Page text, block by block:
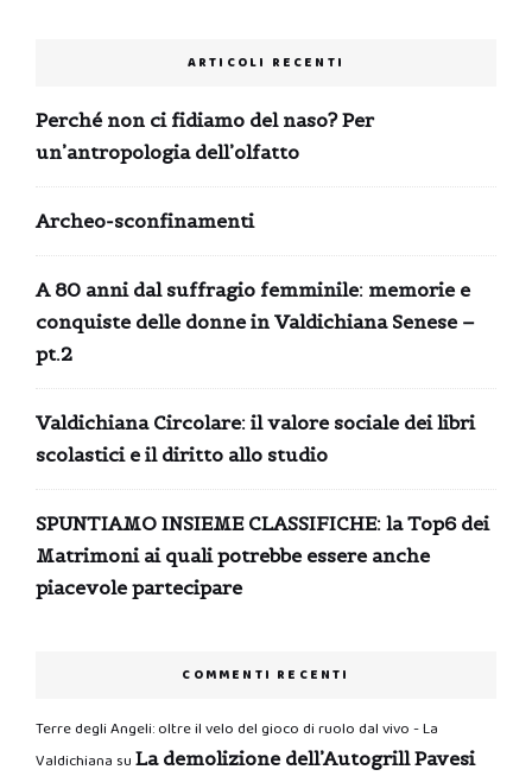
ARTICOLI RECENTI
Perché non ci fidiamo del naso? Per
un’antropologia dell’olfatto
Archeo-sconfinamenti
A 80 anni dal suffragio femminile: memorie e
conquiste delle donne in Valdichiana Senese –
pt.2
Valdichiana Circolare: il valore sociale dei libri
scolastici e il diritto allo studio
SPUNTIAMO INSIEME CLASSIFICHE: la Top6 dei
Matrimoni ai quali potrebbe essere anche
piacevole partecipare
COMMENTI RECENTI
Terre degli Angeli: oltre il velo del gioco di ruolo dal vivo - La
Valdichiana su La demolizione dell’Autogrill Pavesi